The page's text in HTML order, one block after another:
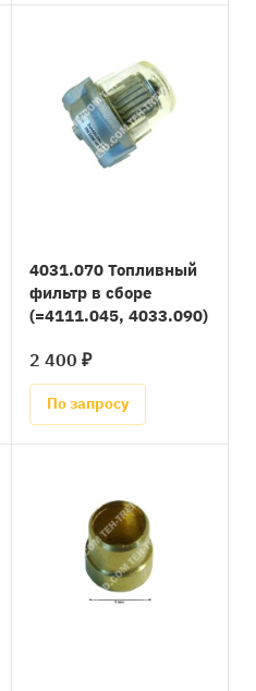
4031.070 Топливный
фильтр в сборе
(=4111.045, 4033.090)
2 400 ₽
По запросу